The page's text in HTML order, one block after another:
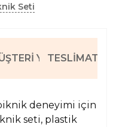
Seti
YORUMLARI
TESLIMAT
deneyimi için
seti, plastik